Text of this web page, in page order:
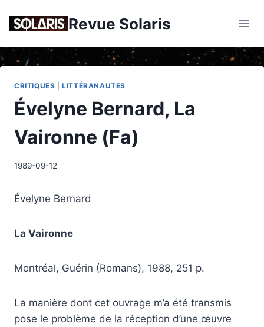
Revue Solaris
CRITIQUES |LITTÉRANAUTES
Évelyne Bernard, La
Vaironne (Fa)
1989-09-12
Évelyne Bernard
La Vaironne
Montréal, Guérin (Romans), 1988, 251 p.
La manière dont cet ouvrage m’a été transmis
pose le problème de la réception d’une œuvre